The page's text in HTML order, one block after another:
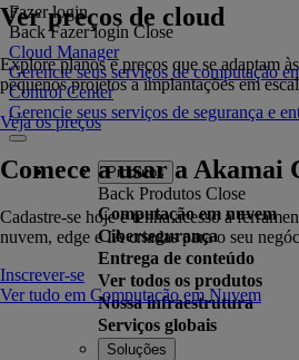
Fazer login
Back Fazer login Close
Cloud Manager
Gerencie seus serviços de computação
Control Center
Gerencie seus serviços de segurança e
Produtos
Back Produtos Close
Computação em nuvem
Cibersegurança
Entrega de conteúdo
Ver todos os produtos
Nossa infraestrutura
Serviços globais
Ver preços de cloud
Explore planos e preços que se adaptam
pequenos projetos a implantações em
Veja os preços
Comece a usar a Akamai
Cadastre-se hoje e tenha acesso a
nuvem, edge e IA criadas para o seu
Inscrever-se
Ver tudo em Computação em Nuvem
Soluções